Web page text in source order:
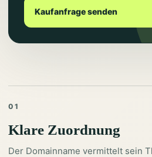
Kaufanfrage senden
01
Klare Zuordnung
Der Domainname vermittelt sein